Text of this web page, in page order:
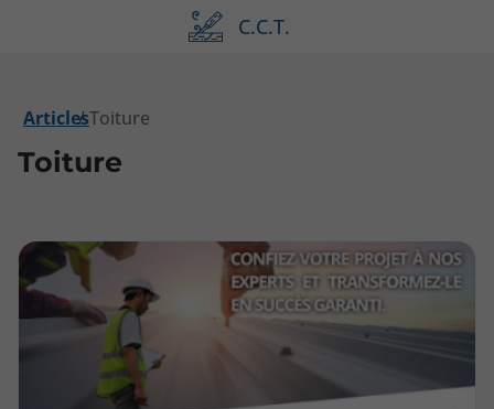
C.C.T.
ArticlesToiture
Toiture